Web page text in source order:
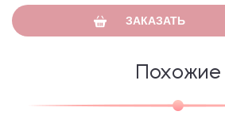
ЗАКАЗАТЬ
Похожие